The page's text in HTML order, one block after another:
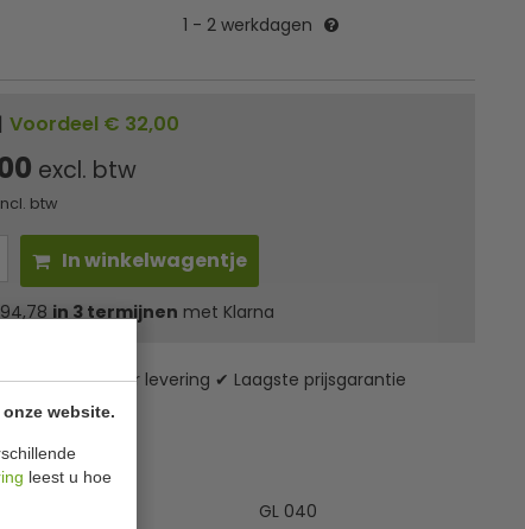
website.
leest u hoe
1 - 2 werkdagen
| Voordeel € 32,00
excl. btw
btw
In winkelwagentje
in 3 termijnen met Klarna
✔ 24 uur levering ✔ Laagste prijsgarantie
GL 040